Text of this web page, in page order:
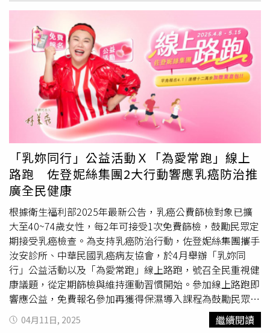
有明顯症狀而來的病人，檢查後常常都已經是中晚期大腸
癌，治療起來複雜且困難；而且治療過程與結果對病人及家
屬都是一個沉重的負荷。糞便潛血篩檢 降低18~33%大腸
癌死亡率近年國內與國外的醫學統計數字上看到大腸癌有年
輕化趨勢，統計顯示全國45∼49歲大腸癌發生率由2010年
每十萬人40.63人上升至2021年48.18人。大腸癌公費篩檢
原來僅針對50∼79歲民眾，而國民健康署自114年1月1日
起，提供45~74歲民眾及40~44歲且其父母、兄弟姐妹、子
女曾患有大腸癌民眾，每2年1次免費糞便潛血檢查服務，如
果糞便潛血檢查呈陽性時，應進一步接受大腸鏡檢查。謝文
斌醫師說，大腸癌是可以藉由定期接受篩檢而早期發現並治
療的一種疾病。根據統計，早期的大腸癌如果妥善治療，存
活率高達90%以上。相反的，如果大腸癌進展至第四期才診
斷出來，5年存活率只剩15∼16%。根據歐美國家經驗，每
一至二年接受糞便潛血篩檢約可下降18~33%的大腸癌死亡
率。遠離大腸癌 健康飲食、規律運動與定期篩檢謝文斌醫
師提醒，大腸癌的風險因子包含肥胖、缺乏運動、抽菸以及
大腸直腸癌家族史等。大家應養成良好飲食習慣，多吃蔬菜
水果，少吃肉類及高油脂食物，並且規律運動，還要定期篩
檢「糞便潛血檢查」及「大腸鏡檢查」。【延伸閱讀】糞便
潛血檢查陽性 超過「這時間」未大腸鏡診斷！大腸癌死亡
風險增64%腸癌不再侷限每年固定篩檢！ 北醫大研究：
「乳妳同行」公益活動Ｘ「為愛常跑」線上
路跑 佐登妮絲集團2大行動響應乳癌防治推
廣全民健康
根據衛生福利部2025年最新公告，乳癌公費篩檢對象已擴
大至40~74歲女性，每2年可接受1次免費篩檢，鼓勵民眾定
期接受乳癌檢查。為支持乳癌防治行動，佐登妮絲集團攜手
汝安診所、中華民國乳癌病友協會，於4月舉辦「乳妳同
行」公益活動以及「為愛常跑」線上路跑，號召全民重視健
康議題，從定期篩檢與維持運動習慣開始。參加線上路跑即
響應公益，免費報名參加再獲得保濕導入課程為鼓勵民眾維
持運動好習慣，佐登妮絲集團與中華民國乳癌病友協會推動
「為愛常跑」公益線上路跑活動，並邀請公益夥伴全真瑜
04月11日, 2025 繼續閱讀